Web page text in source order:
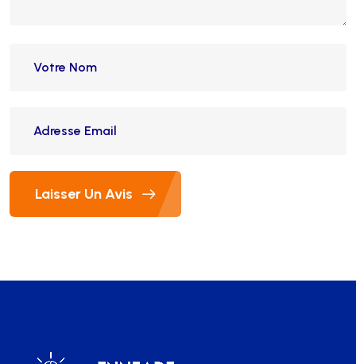
Laisser Un Avis